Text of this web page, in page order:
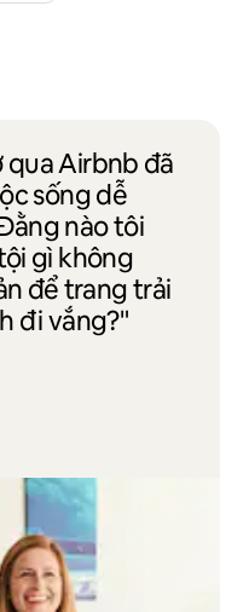
qua Airbnb đã
sống dễ
nào tôi
gì không
để trang trải
đi vắng?"